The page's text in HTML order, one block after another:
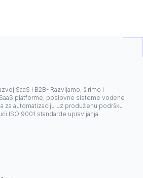
SaaS i B2B- Razvijamo, širimo i
platforme, poslovne sisteme vođene
za automatizaciju uz produženu podršku
ISO 9001 standarde upravljanja